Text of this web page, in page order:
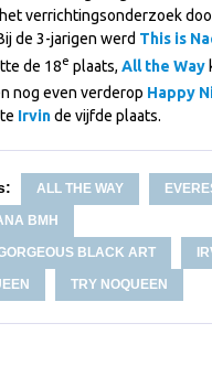
vragen
Sale
verrichtingsonderzoek
de 3-jarigen werd This is
de 18e plaats, All the Way
nog even verderop Happy
Irvinde vijfde plaats.
ALL THE WAY
BMH
BLACK ART
TRY NOQUEEN